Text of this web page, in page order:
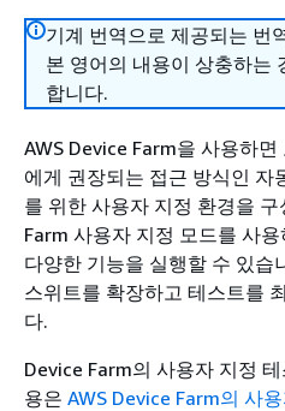
기계 번역으로 제공되는 번
본 영어의 내용이 상충하는
합니다.
AWS Device Farm을 사용하
에게 권장되는 접근 방식인 자
를 위한 사용자 지정 환경을
Farm 사용자 지정 모드를 사
다양한 기능을 실행할 수 있습
스위트를 확장하고 테스트를
다.
Device Farm의 사용자 지정
용은 AWS Device Farm의 사